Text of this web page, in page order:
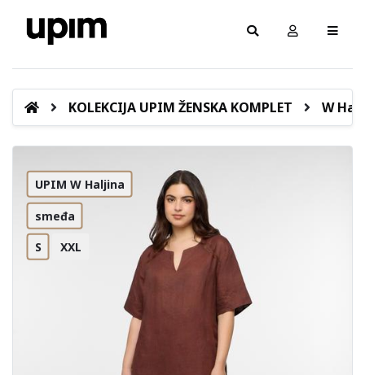
KOLEKCIJA UPIM ŽENSKA KOMPLET W
UPIM W Haljina
smeđa
S XXL